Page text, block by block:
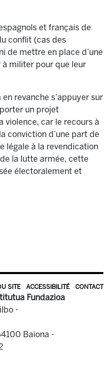
et français de
conflit (cas des
de mettre en place d’une
militer pour que leur
revanche s’appuyer sur
un projet
violence, car le recours à
conviction d’une part de
légale à la revendication
la lutte armée, cette
électoralement et
SITE ACCESSIBILITÉ CONTACT
Fundazioa
-
Baiona -